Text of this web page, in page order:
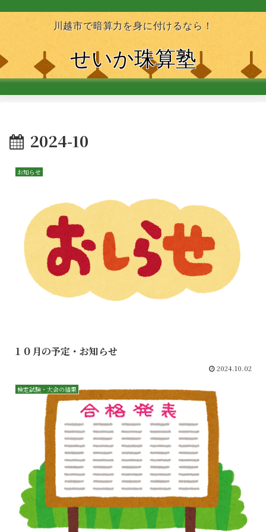
川越市で暗算力を身に付けるなら！
せいか珠算塾
2024-10
お知らせ
１０月の予定・お知らせ
2024.10.02
検定試験・大会の結果